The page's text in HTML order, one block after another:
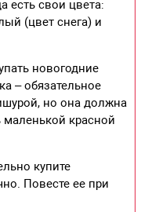
есть свои цвета:
(цвет снега) и
новогодние
– обязательное
но она должна
красной
купите
Повесте ее при